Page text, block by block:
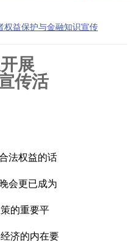
权益保护与金融知识宣传
展
传活
法权益的话
会更已成为
的重要平
济的内在要